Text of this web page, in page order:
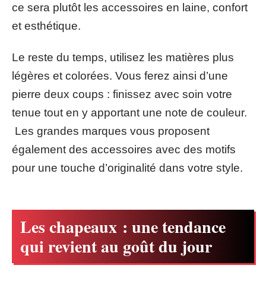
ce sera plutôt les accessoires en laine, confort
et esthétique.
Le reste du temps, utilisez les matières plus
légères et colorées. Vous ferez ainsi d’une
pierre deux coups : finissez avec soin votre
tenue tout en y apportant une note de couleur.
Les grandes marques vous proposent
également des accessoires avec des motifs
pour une touche d’originalité dans votre style.
Les chapeaux : une tendance
qui revient au goût du jour